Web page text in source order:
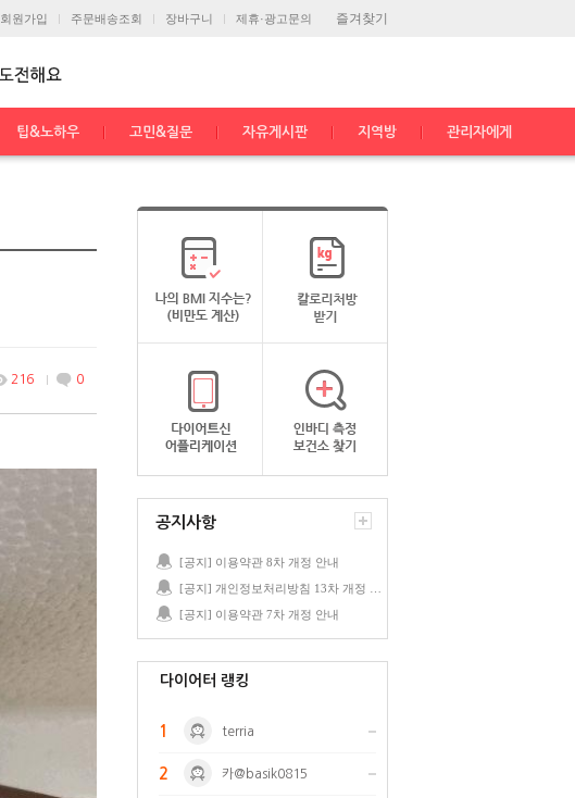
즐겨찾기
회원가입 주문배송조회 장바구니 제휴·광고문의
팁&노하우 고민&질문 자유게시판 지역방 관리자에게
216 0
공지사항
[공지] 이용약관 8차 개정 안내
[공지] 이용약관 7차 개정 안내
다이어터 랭킹
1 terria
2 카@basik0815